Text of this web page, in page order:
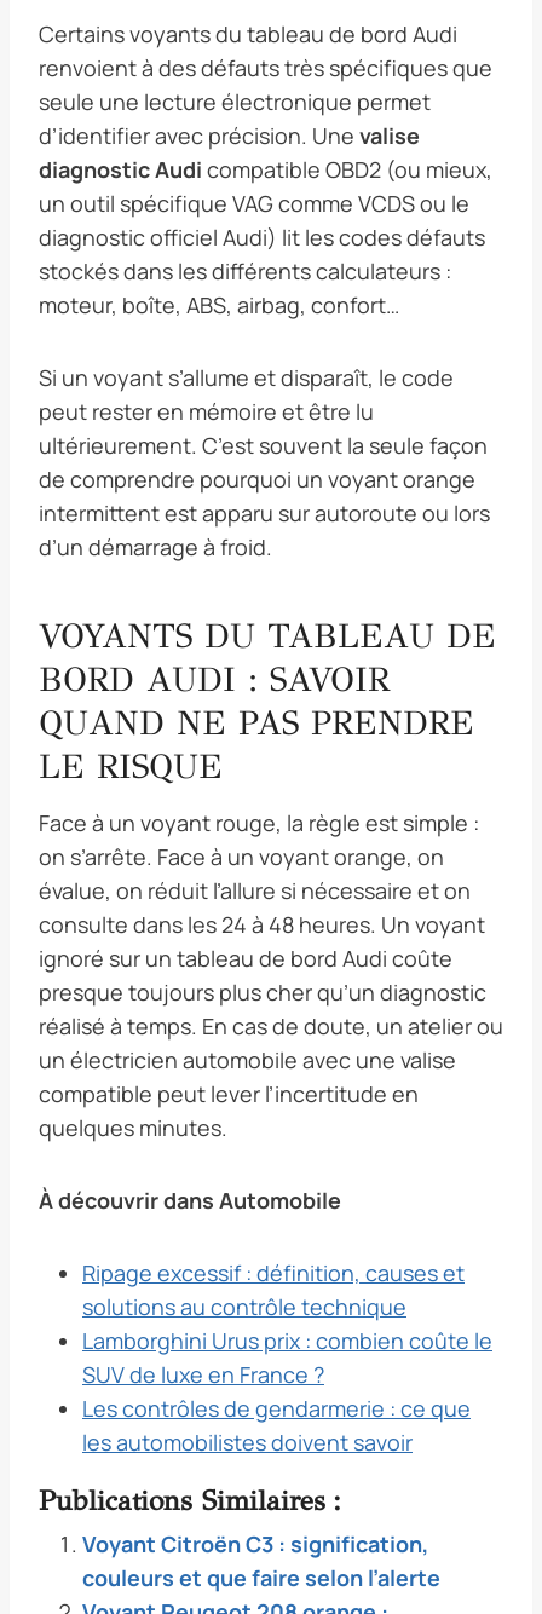
Certains voyants du tableau de bord Audi
renvoient à des défauts très spécifiques que
seule une lecture électronique permet
d’identifier avec précision. Une valise
diagnostic Audi compatible OBD2 (ou mieux,
un outil spécifique VAG comme VCDS ou le
diagnostic officiel Audi) lit les codes défauts
stockés dans les différents calculateurs :
moteur, boîte, ABS, airbag, confort…
Si un voyant s’allume et disparaît, le code
peut rester en mémoire et être lu
ultérieurement. C’est souvent la seule façon
de comprendre pourquoi un voyant orange
intermittent est apparu sur autoroute ou lors
d’un démarrage à froid.
VOYANTS DU TABLEAU DE
BORD AUDI : SAVOIR
QUAND NE PAS PRENDRE
LE RISQUE
Face à un voyant rouge, la règle est simple :
on s’arrête. Face à un voyant orange, on
évalue, on réduit l’allure si nécessaire et on
consulte dans les 24 à 48 heures. Un voyant
ignoré sur un tableau de bord Audi coûte
presque toujours plus cher qu’un diagnostic
réalisé à temps. En cas de doute, un atelier ou
un électricien automobile avec une valise
compatible peut lever l’incertitude en
quelques minutes.
À découvrir dans Automobile
Ripage excessif : définition, causes et
solutions au contrôle technique
Lamborghini Urus prix : combien coûte le
SUV de luxe en France ?
Les contrôles de gendarmerie : ce que
les automobilistes doivent savoir
Publications Similaires :
Voyant Citroën C3 : signification,
couleurs et que faire selon l’alerte